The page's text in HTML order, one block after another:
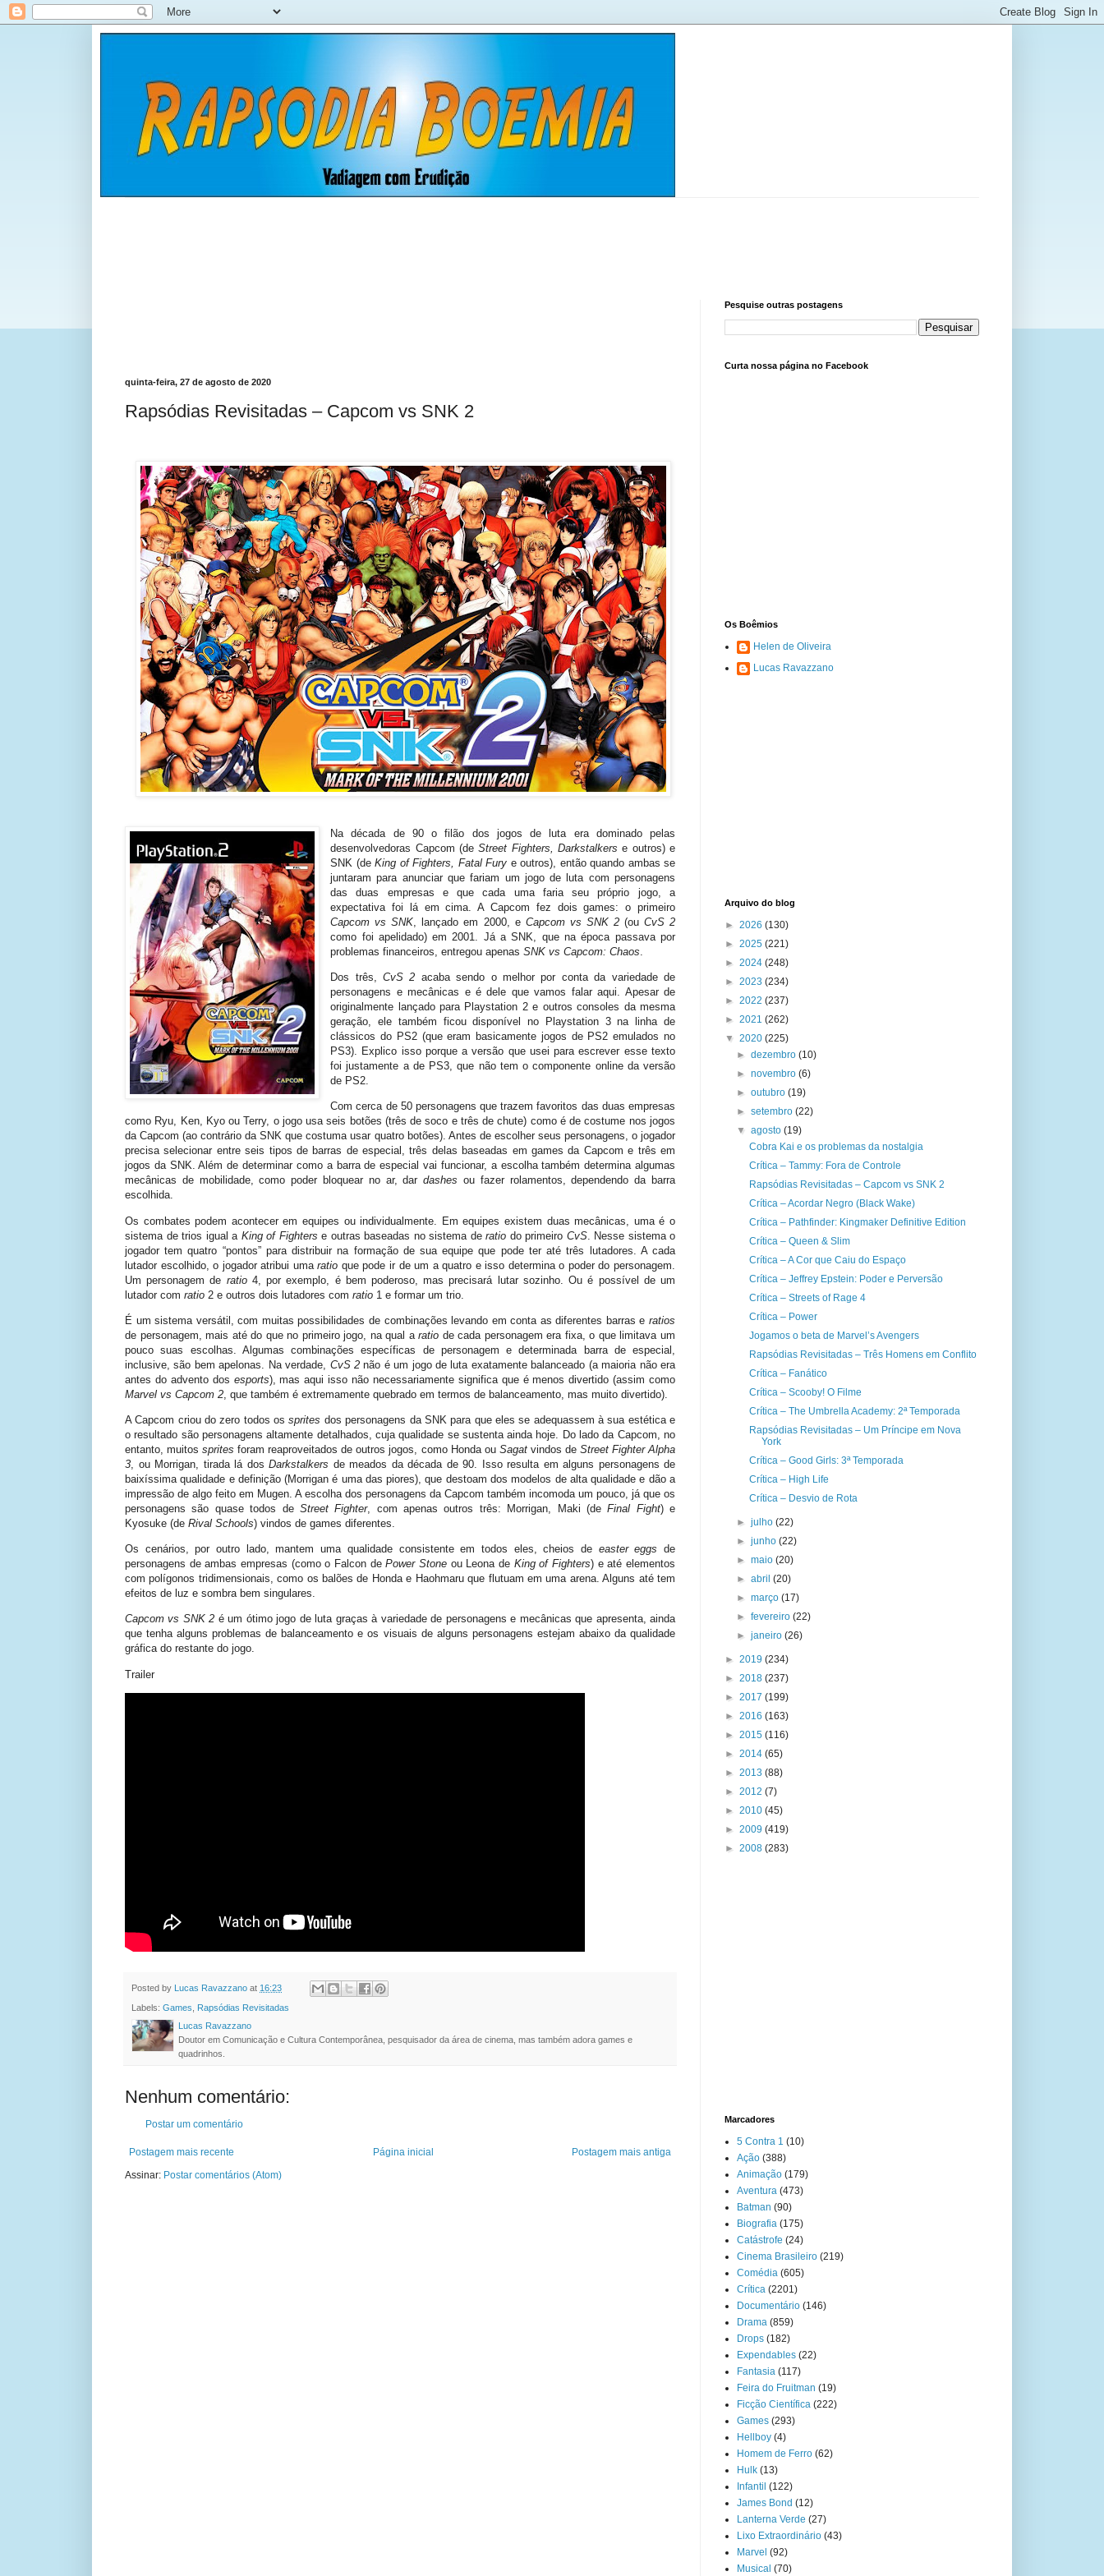
quinta-feira, 27 de agosto de 2020
Rapsódias Revisitadas – Capcom vs SNK 2
Na década de 90 o filão dos jogos de luta era dominado pelas
desenvolvedoras Capcom (deStreet Fighters, Darkstalkers e outros) e
SNK (deKing of Fighters, Fatal Fury e outros), então quando ambas se
juntaram para anunciar que fariam um jogo de luta com personagens
das duas empresas e que cada uma faria seu próprio jogo, a
expectativa foi lá em cima. A Capcom fez dois games: o primeiro
Capcom vs SNK, lançado em 2000, e Capcom vs SNK 2 (ou CvS 2
como foi apelidado) em 2001. Já a SNK, que na época passava por
problemas financeiros, entregou apenasSNK vs Capcom: Chaos.
Dos três, CvS 2 acaba sendo o melhor por conta da variedade de
personagens e mecânicas e é dele que vamos falar aqui. Apesar de
originalmente lançado para Playstation 2 e outros consoles da mesma
geração, ele também ficou disponível no Playstation 3 na linha de
clássicos do PS2 (que eram basicamente jogos de PS2 emulados no
PS3). Explico isso porque a versão que usei para escrever esse texto
foi justamente a de PS3, que não tem o componente online da versão
de PS2.
Com cerca de 50 personagens que trazem favoritos das duas empresas
como Ryu, Ken, Kyo ou Terry, o jogo usa seis botões (três de soco e três de chute) como é de costume nos jogos
da Capcom (ao contrário da SNK que costuma usar quatro botões). Antes de escolher seus personagens, o jogador
precisa selecionar entre seis tipos de barras de especial, três delas baseadas em games da Capcom e três em
jogos da SNK. Além de determinar como a barra de especial vai funcionar, a escolha também determina algumas
mecânicas de mobilidade, como poder bloquear no ar, dardashes ou fazer rolamentos, dependendo da barra
escolhida.
Os combates podem acontecer em equipes ou individualmente. Em equipes existem duas mecânicas, uma é o
sistema de trios igual a King of Fighters e outras baseadas no sistema de ratio do primeiro CvS. Nesse sistema o
jogador tem quatro “pontos” para distribuir na formação de sua equipe que pode ter até três lutadores. A cada
lutador escolhido, o jogador atribui umaratio que pode ir de um a quatro e isso determina o poder do personagem.
Um personagem de ratio4, por exemplo, é bem poderoso, mas precisará lutar sozinho. Ou é possível de um
lutador com ratio 2 e outros dois lutadores com ratio 1 e formar um trio.
É um sistema versátil, com muitas possibilidades de combinações levando em conta as diferentes barras e ratios
de personagem, mais até do que no primeiro jogo, na qual aratio de cada personagem era fixa, o que limitava um
pouco suas escolhas. Algumas combinações específicas de personagem e determinada barra de especial,
inclusive, são bem apelonas. Na verdade, CvS 2não é um jogo de luta exatamente balanceado (a maioria não era
antes do advento dos esports), mas aqui isso não necessariamente significa que é menos divertido (assim como
Marvel vs Capcom 2 , que também é extremamente quebrado em termos de balanceamento, mas muito divertido).
A Capcom criou do zero todos ossprites dos personagens da SNK para que eles se adequassem à sua estética e
o resultado são personagens altamente detalhados, cuja qualidade se sustenta ainda hoje. Do lado da Capcom, no
entanto, muitossprites foram reaproveitados de outros jogos, como Honda ou Sagatvindos de Street Fighter Alpha
3, ou Morrigan, tirada lá dos Darkstalkers de meados da década de 90. Isso resulta em alguns personagens de
baixíssima qualidade e definição (Morrigan é uma das piores), que destoam dos modelos de alta qualidade e dão a
impressão de algo feito em Mugen. A escolha dos personagens da Capcom também incomoda um pouco, já que os
personagens são quase todos de Street Fighter, com apenas outros três: Morrigan, Maki (deFinal Fight) e
Kyosuke (de Rival Schools) vindos de games diferentes.
Os cenários, por outro lado, mantem uma qualidade consistente em todos eles, cheios de easter eggs de
personagens de ambas empresas (como o Falcon dePower Stone ou Leona de King of Fighters) e até elementos
com polígonos tridimensionais, como os balões de Honda e Haohmaru que flutuam em uma arena. Alguns até tem
efeitos de luz e sombra bem singulares.
Capcom vs SNK 2 é um ótimo jogo de luta graças à variedade de personagens e mecânicas que apresenta, ainda
que tenha alguns problemas de balanceamento e os visuais de alguns personagens estejam abaixo da qualidade
gráfica do restante do jogo.
Trailer
Posted by Lucas Ravazzano at 16:23
Labels: Games
Rapsódias Revisitadas
Lucas Ravazzano
Doutor em Comunicação e Cultura Contemporânea, pesquisador da área de cinema, mas também adora games e
quadrinhos.
Nenhum comentário:
Postar um comentário
Postagem mais recente Postagem mais antiga
Página inicial
Assinar: Postar comentários (Atom)
Pesquise outras postagens
Curta nossa página no Facebook
Os Boêmios
Helen de Oliveira
Lucas Ravazzano
Arquivo do blog
► 2026 (130)
► 2025 (221)
► 2024 (248)
► 2023 (234)
► 2022 (237)
► 2021 (262)
▼ 2020 (225)
►dezembro(10)
►novembro(6)
►outubro(19)
►setembro(22)
▼agosto(19)
Cobra Kai e os problemas da nostalgia
Crítica – Tammy: Fora de Controle
Rapsódias Revisitadas – Capcom vs SNK 2
Crítica – Acordar Negro (Black Wake)
Crítica – Pathfinder: Kingmaker Definitive Edition
Crítica – Queen & Slim
Crítica – A Cor que Caiu do Espaço
Crítica – Jeffrey Epstein: Poder e Perversão
Crítica – Streets of Rage 4
Crítica – Power
Jogamos o beta de Marvel’s Avengers
Rapsódias Revisitadas – Três Homens em Conflito
Crítica – Fanático
Crítica – Scooby! O Filme
Crítica – The Umbrella Academy: 2ª Temporada
Rapsódias Revisitadas – Um Príncipe em Nova
York
Crítica – Good Girls: 3ª Temporada
Crítica – High Life
Crítica – Desvio de Rota
►julho(22)
►junho(22)
►maio(20)
►abril(20)
►março(17)
►fevereiro(22)
►janeiro(26)
► 2019 (234)
► 2018 (237)
► 2017 (199)
► 2016 (163)
► 2015 (116)
► 2014 (65)
► 2013 (88)
► 2012 (7)
► 2010 (45)
► 2009 (419)
► 2008 (283)
Marcadores
5 Contra 1 (10)
Ação (388)
Animação (179)
Aventura (473)
Batman (90)
Biografia (175)
Catástrofe (24)
Cinema Brasileiro (219)
Comédia (605)
Crítica (2201)
Documentário (146)
Drama (859)
Drops (182)
Expendables (22)
Fantasia (117)
Feira do Fruitman (19)
Ficção Científica (222)
Games (293)
Hellboy (4)
Homem de Ferro (62)
Hulk (13)
Infantil (122)
James Bond (12)
Lanterna Verde (27)
Lixo Extraordinário (43)
Marvel (92)
Musical (70)